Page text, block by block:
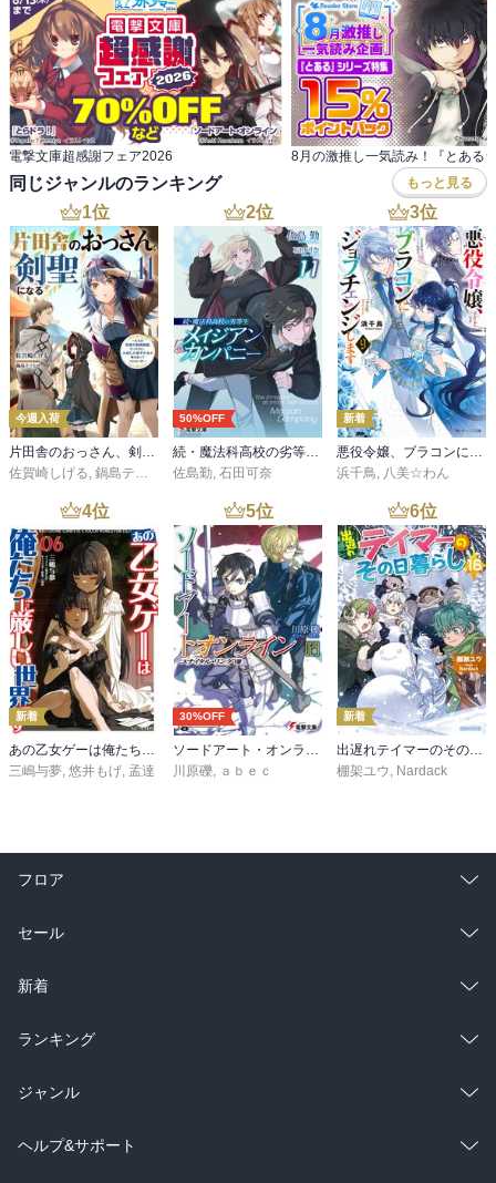
電撃文庫超感謝フェア2026
同じジャンルのランキング もっと見る
1位
今週入荷
佐賀崎しげる 鍋島テツヒロ
2位
50%OFF
佐島勤 石田可奈
3位
新着
浜千鳥
八美☆わん
4位
新着
あの乙女ゲーは俺たちに厳しい世界です 6
三嶋与夢, 悠井もげ, 孟達
5位
30%OFF
ソードアート・オンライン29 ユナイタル・リングVIII
川原礫, ａｂｅｃ
6位
新着
出遅れテイマーのその日暮らし 16
棚架ユウ, Nardack
フロア
総合
ラノベ
雑誌・グラビア
BL・TL
セール
総合
ラノベ
雑誌・グラビア
BL・TL
新着
総合
ラノベ
雑誌・グラビア
ランキング
総合
ラノベ
ジャンル
コミック
ヘルプ&サポート